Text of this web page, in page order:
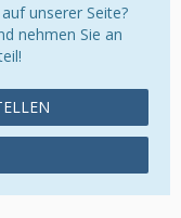
unserer Seite?
nehmen Sie an